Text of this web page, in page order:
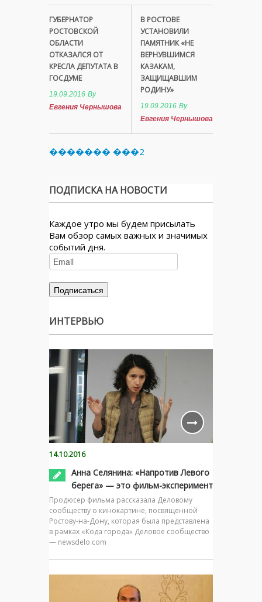
ГУБЕРНАТОР
РОСТОВСКОЙ
ОБЛАСТИ
ОТКАЗАЛСЯ ОТ
КРЕСЛА ДЕПУТАТА В
ГОСДУМЕ
19.09.2016 By
Евгения Чернышова
В РОСТОВЕ
УСТАНОВИЛИ
ПАМЯТНИК «НЕ
ВЕРНУВШИМСЯ
КАЗАКАМ,
ЗАЩИЩАВШИМ
РОДИНУ»
19.09.2016 By
Евгения Чернышова
������� ���2
ПОДПИСКА НА НОВОСТИ
Каждое утро мы будем присылать
Вам обзор самых важных и значимых
событий дня.
ИНТЕРВЬЮ
14.10.2016
Анна Селянина: «Напротив Левого
берега» — это фильм-эксперимент
Продюсер фильма рассказала Деловому
сообществу о кинокартине, посвященной
Ростову-на-Дону, которая была представлена
в рамках «Кода города» Деловое сообщество
— newsdelo.com